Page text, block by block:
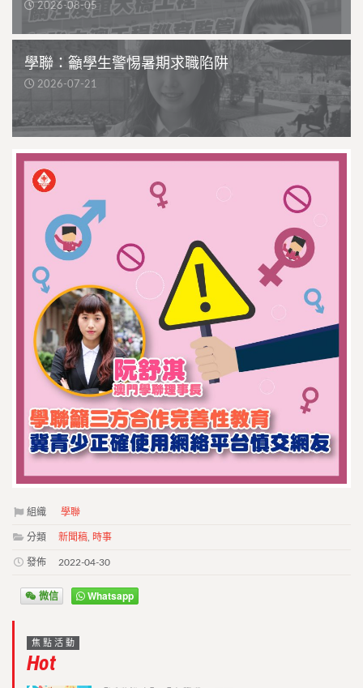
2026-08-05
學聯：籲學生警惕暑期求職陷阱
2026-07-21
組織 學聯
分類 新聞稿 時事
發佈 2022-04-30
微信 Whatsapp
焦點活動
Hot